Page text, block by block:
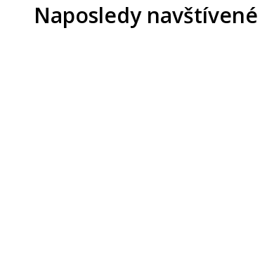
Naposledy navštívené